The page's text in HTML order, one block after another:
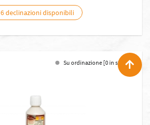
6 declinazioni disponibili
Su ordinazione [0 in stock]